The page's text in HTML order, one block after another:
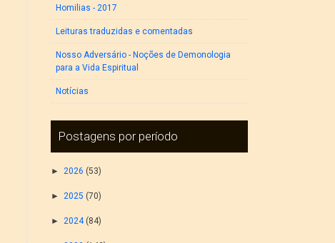
Homilias - 2017
Leituras traduzidas e comentadas
Nosso Adversário - Noções de Demonologia
para a Vida Espiritual
Notícias
Postagens por período
► 2026 (53)
► 2025 (70)
► 2024 (84)